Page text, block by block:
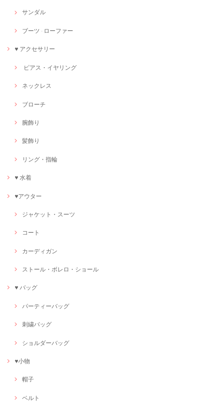
サンダル
ブーツ · ローファー
♥ アクセサリー
ピアス・イヤリング
ネックレス
ブローチ
腕飾り
髪飾り
リング・指輪
♥ 水着
♥アウター
ジャケット・スーツ
コート
カーディガン
ストール・ボレロ・ショール
♥ バッグ
パーティーバッグ
刺繍バッグ
ショルダーバッグ
♥小物
帽子
ベルト